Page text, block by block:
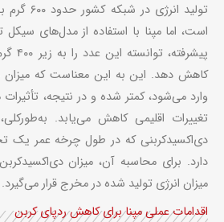
تولید
است، اما مپنا با استفاده از مدل‌های
کاهش دهد. این به این معناست که میزان
وارد می‌شود، کمتر شده و در نتیجه،
تغییرات اقلیمی کاهش می‌یابد.
دی‌اکسیدکربنی که در طول چرخه عمر یک
دارد. برای محاسبه آن، میزان
میزان انرژی تولید شده در مخرج قرار می‌گیرد.
اقدامات عملی مپنا برای کاهش ردپای کربن